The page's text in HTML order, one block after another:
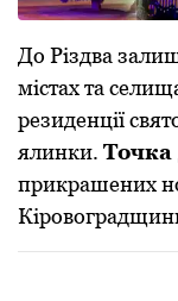
До Різдва
містах та
резиденції
ялинки. Точка
прикрашених